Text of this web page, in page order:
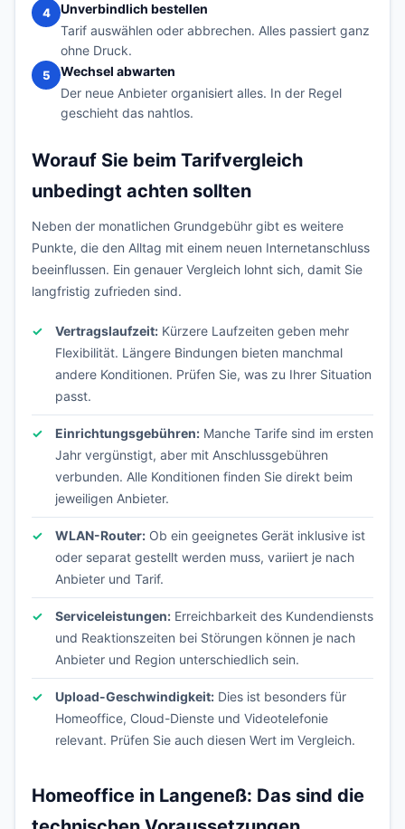
4
Unverbindlich bestellen
Tarif auswählen oder abbrechen. Alles passiert ganz
ohne Druck.
5
Wechsel abwarten
Der neue Anbieter organisiert alles. In der Regel
geschieht das nahtlos.
Worauf Sie beim Tarifvergleich
unbedingt achten sollten
Neben der monatlichen Grundgebühr gibt es weitere
Punkte, die den Alltag mit einem neuen Internetanschluss
beeinflussen. Ein genauer Vergleich lohnt sich, damit Sie
langfristig zufrieden sind.
Vertragslaufzeit: Kürzere Laufzeiten geben mehr
Flexibilität. Längere Bindungen bieten manchmal
andere Konditionen. Prüfen Sie, was zu Ihrer Situation
passt.
Einrichtungsgebühren: Manche Tarife sind im ersten
Jahr vergünstigt, aber mit Anschlussgebühren
verbunden. Alle Konditionen finden Sie direkt beim
jeweiligen Anbieter.
WLAN-Router: Ob ein geeignetes Gerät inklusive ist
oder separat gestellt werden muss, variiert je nach
Anbieter und Tarif.
Serviceleistungen: Erreichbarkeit des Kundendiensts
und Reaktionszeiten bei Störungen können je nach
Anbieter und Region unterschiedlich sein.
Upload-Geschwindigkeit: Dies ist besonders für
Homeoffice, Cloud-Dienste und Videotelefonie
relevant. Prüfen Sie auch diesen Wert im Vergleich.
Homeoffice in Langeneß: Das sind die